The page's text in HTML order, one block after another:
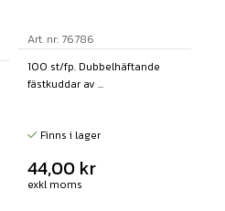
Art. nr: 76786
100 st/fp. Dubbelhäftande
fästkuddar av ...
Finns i lager
44,00 kr
exkl moms